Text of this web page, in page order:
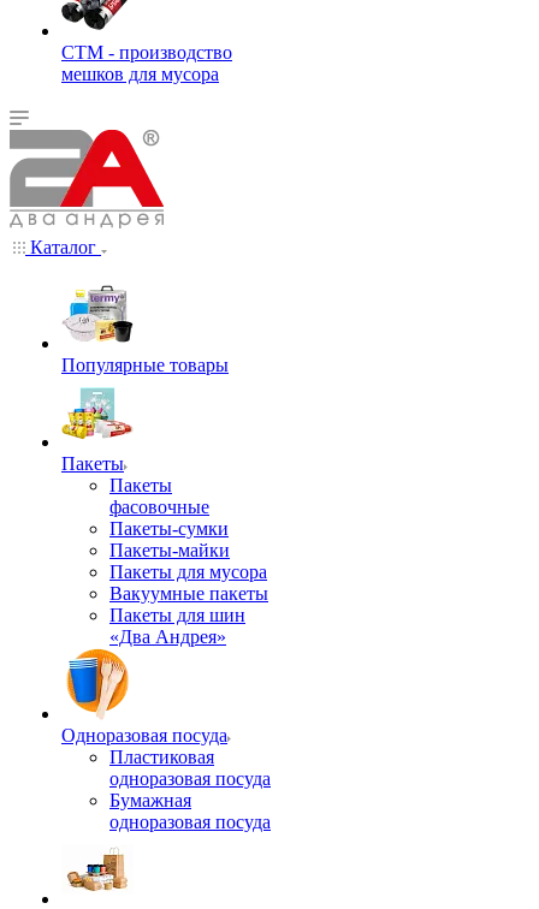
СТМ - производство
мешков для мусора
Каталог
Популярные товары
Пакеты
Пакеты
фасовочные
Пакеты-сумки
Пакеты-майки
Пакеты для мусора
Вакуумные пакеты
Пакеты для шин
«Два Андрея»
Одноразовая посуда
Пластиковая
одноразовая посуда
Бумажная
одноразовая посуда